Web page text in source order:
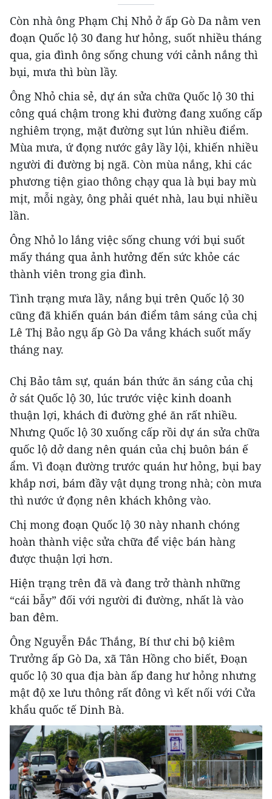
Còn nhà ông Phạm Chị Nhỏ ở ấp Gò Da nằm ven
đoạn Quốc lộ 30 đang hư hỏng, suốt nhiều tháng
qua, gia đình ông sống chung với cảnh nắng thì
bụi, mưa thì bùn lầy.
Ông Nhỏ chia sẻ, dự án sửa chữa Quốc lộ 30 thi
công quá chậm trong khi đường đang xuống cấp
nghiêm trọng, mặt đường sụt lún nhiều điểm.
Mùa mưa, ứ đọng nước gây lầy lội, khiến nhiều
người đi đường bị ngã. Còn mùa nắng, khi các
phương tiện giao thông chạy qua là bụi bay mù
mịt, mỗi ngày, ông phải quét nhà, lau bụi nhiều
lần.
Ông Nhỏ lo lắng việc sống chung với bụi suốt
mấy tháng qua ảnh hưởng đến sức khỏe các
thành viên trong gia đình.
Tình trạng mưa lầy, nắng bụi trên Quốc lộ 30
cũng đã khiến quán bán điểm tâm sáng của chị
Lê Thị Bảo ngụ ấp Gò Da vắng khách suốt mấy
tháng nay.
Chị Bảo tâm sự, quán bán thức ăn sáng của chị
ở sát Quốc lộ 30, lúc trước việc kinh doanh
thuận lợi, khách đi đường ghé ăn rất nhiều.
Nhưng Quốc lộ 30 xuống cấp rồi dự án sửa chữa
quốc lộ dở dang nên quán của chị buôn bán ế
ẩm. Vì đoạn đường trước quán hư hỏng, bụi bay
khắp nơi, bám đầy vật dụng trong nhà; còn mưa
thì nước ứ đọng nên khách không vào.
Chị mong đoạn Quốc lộ 30 này nhanh chóng
hoàn thành việc sửa chữa để việc bán hàng
được thuận lợi hơn.
Hiện trạng trên đã và đang trở thành những
“cái bẫy” đối với người đi đường, nhất là vào
ban đêm.
Ông Nguyễn Đắc Thắng, Bí thư chi bộ kiêm
Trưởng ấp Gò Da, xã Tân Hồng cho biết, Đoạn
quốc lộ 30 qua địa bàn ấp đang hư hỏng nhưng
mật độ xe lưu thông rất đông vì kết nối với Cửa
khẩu quốc tế Dinh Bà.